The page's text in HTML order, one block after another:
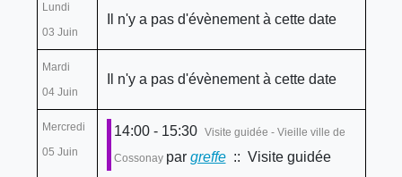
Lundi
03 Juin
Il n'y a pas d'évènement à cette date
Mardi
04 Juin
Il n'y a pas d'évènement à cette date
Mercredi
05 Juin
14:00 - 15:30 Visite guidée - Vieille ville de
Cossonay par greffe:: Visite guidée